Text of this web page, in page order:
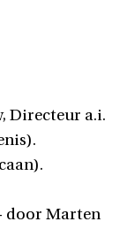
Directeur a.i.
door Marten